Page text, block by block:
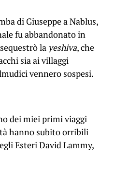
di Giuseppe a Nablus,
fu abbandonato in
la yeshiva, che
sia ai villaggi
vennero sospesi.
dei miei primi viaggi
hanno subito orribili
Esteri David Lammy,